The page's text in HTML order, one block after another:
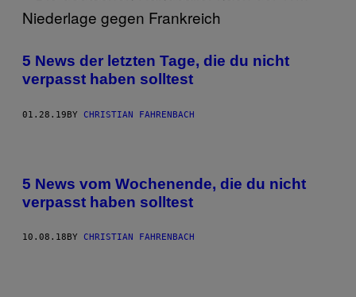
5 News der letzten Tage, die du nicht
verpasst haben solltest
01.28.19BY CHRISTIAN FAHRENBACH
5 News vom Wochenende, die du nicht
verpasst haben solltest
10.08.18 BY CHRISTIAN FAHRENBACH